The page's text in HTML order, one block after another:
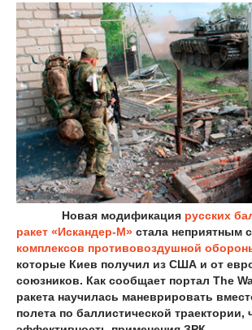
Новая модификация русских
ракет «Искандер-М» стала неприятным
комплексов противовоздушной
которые Киев получил из США и от
союзников. Как сообщает портал The
ракета научилась маневрировать
полета по баллистической траектории,